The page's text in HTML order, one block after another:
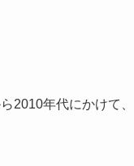
2010年代にかけて、